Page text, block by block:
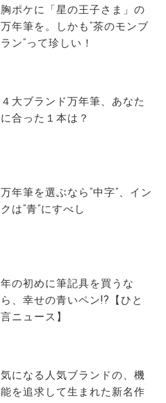
胸ポケに「星の王子さま」の
万年筆を。しかも”茶のモンブ
ラン”って珍しい！
４大ブランド万年筆、あなた
に合った１本は？
万年筆を選ぶなら”中字”、イン
クは”青”にすべし
年の初めに筆記具を買うな
ら、幸せの青いペン!?【ひと
言ニュース】
気になる人気ブランドの、機
能を追求して生まれた新名作